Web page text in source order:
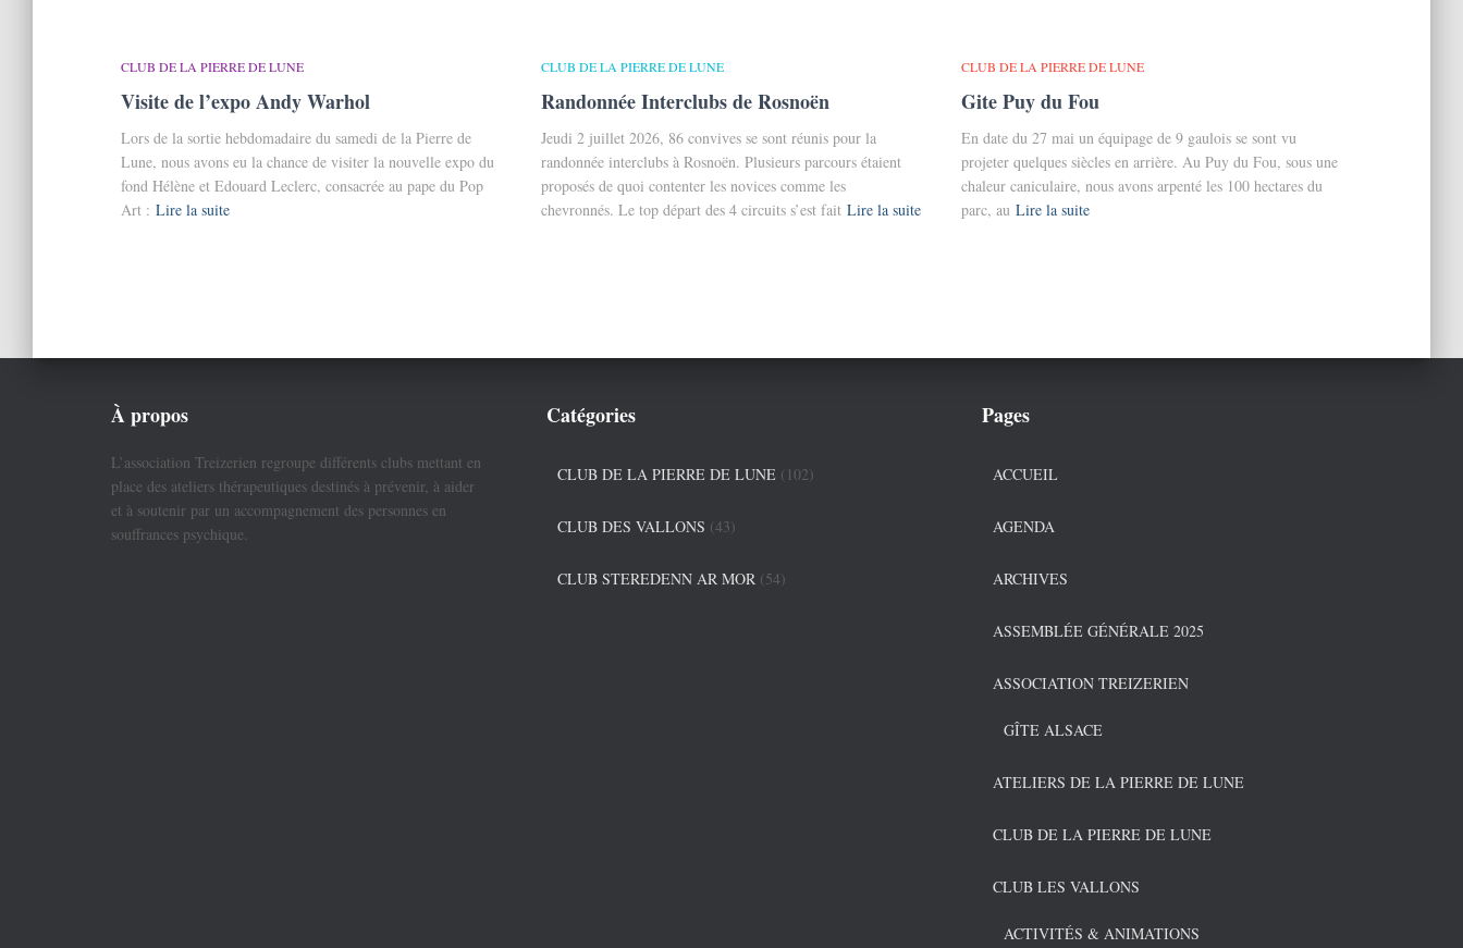
CLUB DE LA PIERRE DE LUNE
Visite de l’expo Andy Warhol
Lors de la sortie hebdomadaire du samedi de la Pierre de
Lune, nous avons eu la chance de visiter la nouvelle expo du
fond Hélène et Edouard Leclerc, consacrée au pape du Pop
Art : Lire la suite
CLUB DE LA PIERRE DE LUNE
Randonnée Interclubs de Rosnoën
Jeudi 2 juillet 2026, 86 convives se sont réunis pour la
randonnée interclubs à Rosnoën. Plusieurs parcours étaient
proposés de quoi contenter les novices comme les
chevronnés. Le top départ des 4 circuits s’est fait Lire la suite
CLUB DE LA PIERRE DE LUNE
Gite Puy du Fou
En date du 27 mai un équipage de 9 gaulois se sont vu
projeter quelques siècles en arrière. Au Puy du Fou, sous une
chaleur caniculaire, nous avons arpenté les 100 hectares du
parc, au Lire la suite
À propos
L’association Treizerien regroupe différents clubs mettant en
place des ateliers thérapeutiques destinés à prévenir, à aider
et à soutenir par un accompagnement des personnes en
souffrances psychique.
Catégories
CLUB DE LA PIERRE DE LUNE (102)
CLUB DES VALLONS (43)
CLUB STEREDENN AR MOR (54)
Pages
ACCUEIL
AGENDA
ARCHIVES
ASSEMBLÉE GÉNÉRALE 2025
ASSOCIATION TREIZERIEN
GÎTE ALSACE
ATELIERS DE LA PIERRE DE LUNE
CLUB DE LA PIERRE DE LUNE
CLUB LES VALLONS
ACTIVITÉS & ANIMATIONS